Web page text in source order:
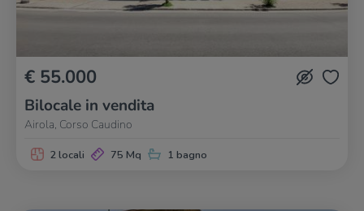
€ 55.000
Bilocale in vendita
Airola, Corso Caudino
2 locali 75 Mq 1 bagno